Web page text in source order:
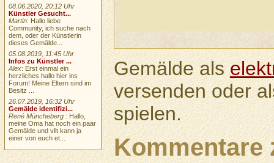
Gemälde als
versenden oder
spielen.
Kommentare
08.06.2020, 20:12 Uhr
Künstler Gesucht...
Martin: Hallo liebe
Community, ich suche nach
dem, oder der Künstlerin
dieses Gemälde...
05.08.2019, 11:45 Uhr
Infos zu Künstler ...
Alex: Erst einmal ein
herzliches hallo hier ins
Forum! Meine Eltern sind im
Besitz ...
26.07.2019, 16:32 Uhr
Gemälde identifizi...
René Müncheberg : Hallo,
meine Oma hat noch ein paar
Gemälde und vllt kann ja
einer von euch et...